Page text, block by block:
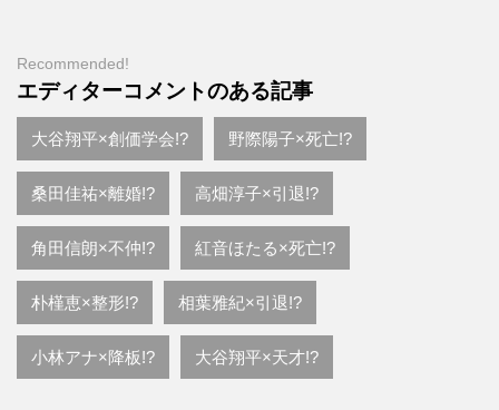
Recommended!
エディターコメントのある記事
大谷翔平×創価学会!? 野際陽子×死亡!?
桑田佳祐×離婚!? 高畑淳子×引退!?
角田信朗×不仲!? 紅音ほたる×死亡!?
朴槿恵×整形!? 相葉雅紀×引退!?
小林アナ×降板!? 大谷翔平×天才!?